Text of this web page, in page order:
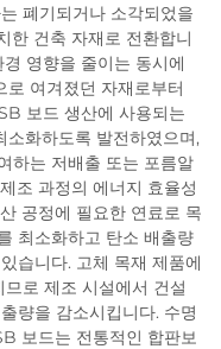
폐기되거나 소각되었을
한 건축 자재로 전환합니
영향을 줄이는 동시에
여겨졌던 자재로부터
보드 생산에 사용되는
화하도록 발전하였으며,
하는 저배출 또는 포름알
조 과정의 에너지 효율성
공정에 필요한 연료로 목
최소화하고 탄소 배출량
습니다. 고체 목재 제품에
로 제조 시설에서 건설
량을 감소시킵니다. 수명
보드는 전통적인 합판보